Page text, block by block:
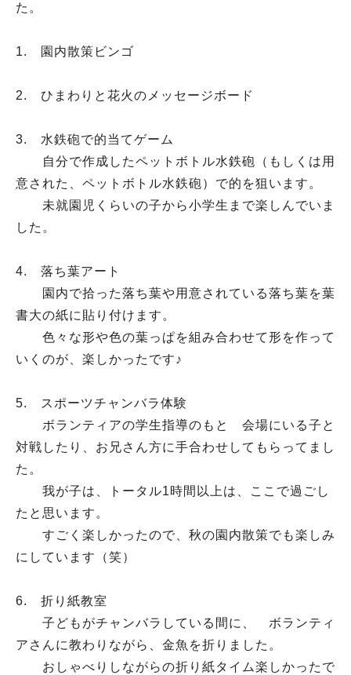
た。
1. 園内散策ビンゴ
2. ひまわりと花火のメッセージボード
3. 水鉄砲で的当てゲーム
自分で作成したペットボトル水鉄砲（もしくは用
意された、ペットボトル水鉄砲）で的を狙います。
未就園児くらいの子から小学生まで楽しんでいま
した。
4. 落ち葉アート
園内で拾った落ち葉や用意されている落ち葉を葉
書大の紙に貼り付けます。
色々な形や色の葉っぱを組み合わせて形を作って
いくのが、楽しかったです♪
5. スポーツチャンバラ体験
ボランティアの学生指導のもと 会場にいる子と
対戦したり、お兄さん方に手合わせしてもらってまし
た。
我が子は、トータル1時間以上は、ここで過ごし
たと思います。
すごく楽しかったので、秋の園内散策でも楽しみ
にしています（笑）
6. 折り紙教室
子どもがチャンバラしている間に、 ボランティ
アさんに教わりながら、金魚を折りました。
おしゃべりしながらの折り紙タイム楽しかったで